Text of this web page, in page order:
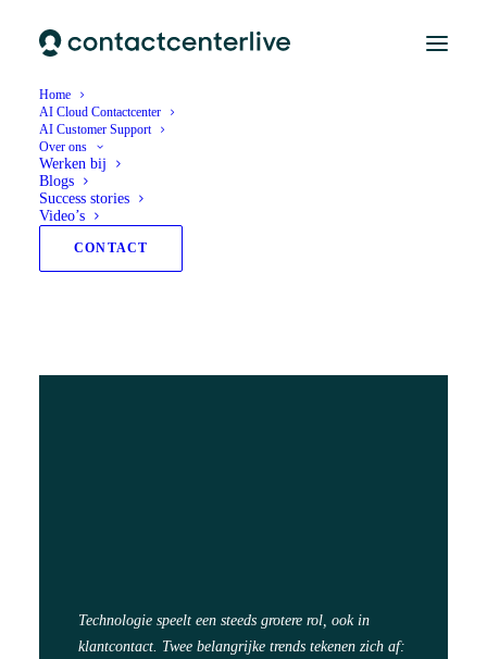
Home
AI Cloud Contactcenter
AI Customer Support
Over ons
Werken bij
Blogs
Success stories
Video’s
CONTACT
Technologie speelt een steeds grotere rol, ook in
klantcontact. Twee belangrijke trends tekenen zich af: